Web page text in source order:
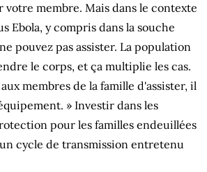
votre membre. Mais dans le contexte
Ebola, y compris dans la souche
pouvez pas assister. La population
le corps, et ça multiplie les cas.
membres de la famille d'assister, il
» Investir dans les
pour les familles endeuillées
cycle de transmission entretenu